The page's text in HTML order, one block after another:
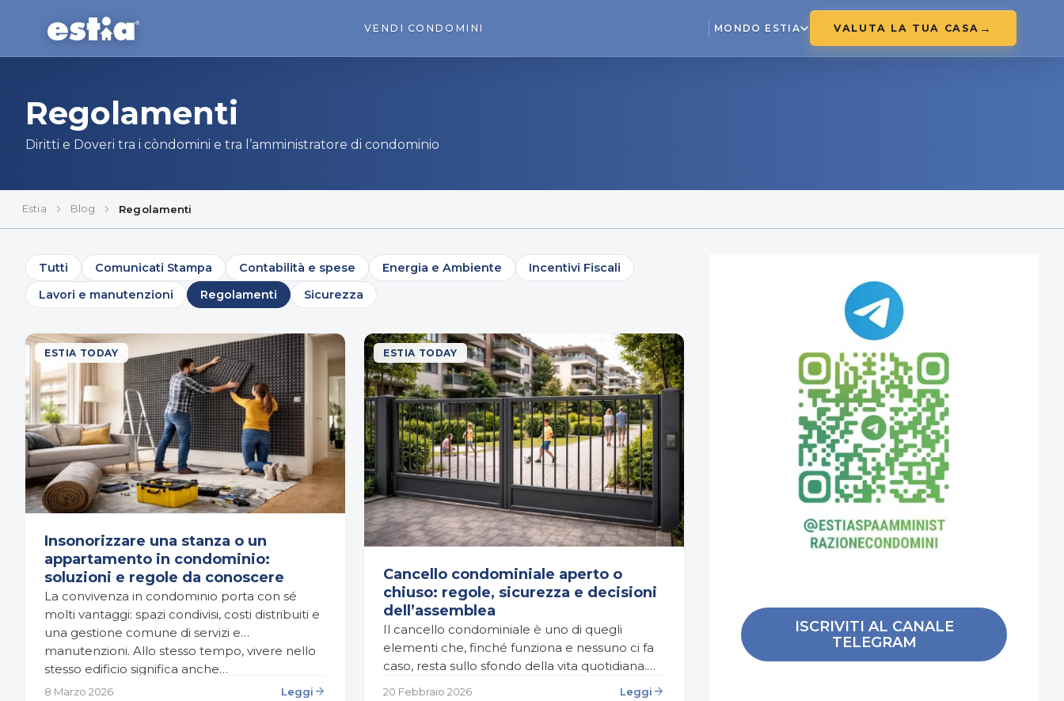
VENDI CONDOMINI MONDO ESTIA VALUTA LA TUA CASA
Regolamenti
Diritti e Doveri tra i còndomini e tra l’amministratore di condominio
Estia Blog Regolamenti
Tutti Comunicati Stampa Contabilità e spese Energia e Ambiente
Incentivi Fiscali
Lavori e manutenzioni
Regolamenti Sicurezza
ESTIA TODAY
Insonorizzare una stanza o un
appartamento in condominio:
soluzioni e regole da conoscere
La convivenza in condominio porta con sé
molti vantaggi: spazi condivisi, costi distribuiti e
una gestione comune di servizi e
manutenzioni. Allo stesso tempo, vivere nello
stesso edificio significa anche…
8 Marzo 2026 Leggi arrow_forward
ESTIA TODAY
Cancello condominiale aperto o
chiuso: regole, sicurezza e decisioni
dell’assemblea
Il cancello condominiale è uno di quegli
elementi che, finché funziona e nessuno ci fa
caso, resta sullo sfondo della vita quotidiana.
Poi succede qualcosa: un vicino lo lascia
20 Febbraio 2026 Leggi arrow_forward
ISCRIVITI AL CANALE
TELEGRAM